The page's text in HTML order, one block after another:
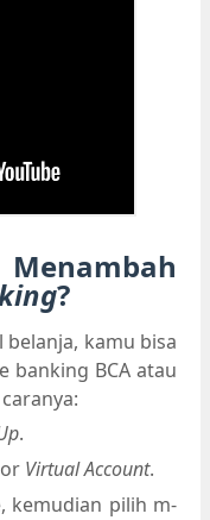
?
kamu bisa
banking BCA atau
.
Virtual Account.
kemudian pilih m-